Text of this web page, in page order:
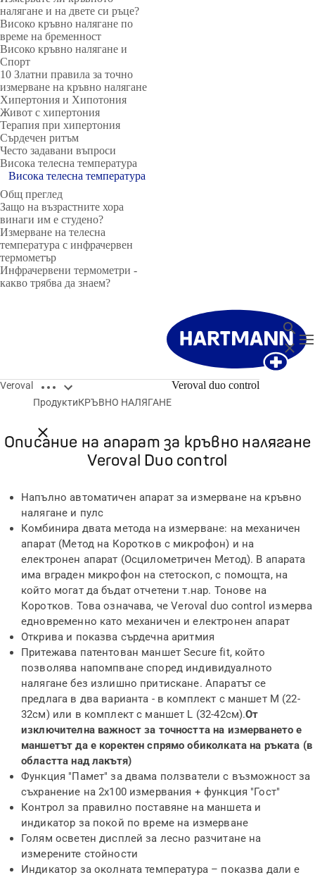
налягане и на двете си ръце?
Високо кръвно налягане по
време на бременност
Високо кръвно налягане и
Спорт
10 Златни правила за точно
измерване на кръвно налягане
Хипертония и Хипотония
Живот с хипертония
Терапия при хипертония
Сърдечен ритъм
Често задавани въпроси
Висока телесна температура
Висока телесна температура
Общ преглед
Защо на възрастните хора
винаги им е студено?
Измерване на телесна
температура с инфрачервен
термометър
Инфрачервени термометри -
какво трябва да знаем?
Veroval Open breadcrumbs
Close breadcrumbs
ПродуктиКРЪВНО НАЛЯГАНЕ
Veroval duo control
Описание на апарат за кръвно налягане
Veroval Duo control
Veroval Duo control е:
Напълно автоматичен апарат за измерване на кръвно
налягане и пулс
Комбинира двата метода на измерване: на механичен
апарат (Метод на Коротков с микрофон) и на
електронен апарат (Осцилометричен Метод). В апарата
има вграден микрофон на стетоскоп, с помощта, на
който могат да бъдат отчетени т.нар. Тонове на
Коротков. Това означава, чеVeroval duo control измерва
едновременно като механичен и електронен апарат
Открива и показва сърдечна аритмия
Притежава патентован маншет Secure fit, който
позволява напомпване според индивидуалното
налягане без излишно притискане. Апаратът се
предлага в два варианта - в комплект с маншет М (22-
32см) или в комплект с маншет L (32-42см).От
изключителна важност за точността на измерването е
маншетът да е коректен спрямо обиколката на ръката (в
областта над лакътя)
Функция "Памет" за двама ползватели с възможност за
съхранение на 2х100 измервания + функция "Гост"
Контрол за правилно поставяне на маншета и
индикатор за покой по време на измерване
Голям осветен дисплей за лесно разчитане на
измерените стойности
Индикатор за околната температура – показва дали е